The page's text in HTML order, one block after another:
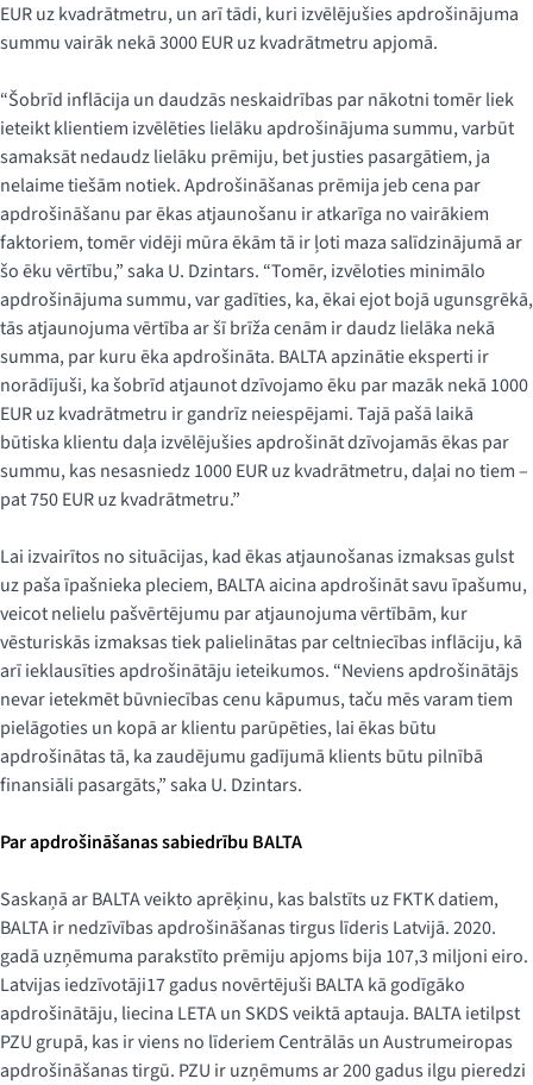
EUR uz kvadrātmetru, un arī tādi, kuri izvēlējušies apdrošinājuma
summu vairāk nekā 3000 EUR uz kvadrātmetru apjomā.
“Šobrīd inflācija un daudzās neskaidrības par nākotni tomēr liek
ieteikt klientiem izvēlēties lielāku apdrošinājuma summu, varbūt
samaksāt nedaudz lielāku prēmiju, bet justies pasargātiem, ja
nelaime tiešām notiek. Apdrošināšanas prēmija jeb cena par
apdrošināšanu par ēkas atjaunošanu ir atkarīga no vairākiem
faktoriem, tomēr vidēji mūra ēkām tā ir ļoti maza salīdzinājumā ar
šo ēku vērtību,” saka U. Dzintars. “Tomēr, izvēloties minimālo
apdrošinājuma summu, var gadīties, ka, ēkai ejot bojā ugunsgrēkā,
tās atjaunojuma vērtība ar šī brīža cenām ir daudz lielāka nekā
summa, par kuru ēka apdrošināta. BALTA apzinātie eksperti ir
norādījuši, ka šobrīd atjaunot dzīvojamo ēku par mazāk nekā 1000
EUR uz kvadrātmetru ir gandrīz neiespējami. Tajā pašā laikā
būtiska klientu daļa izvēlējušies apdrošināt dzīvojamās ēkas par
summu, kas nesasniedz 1000 EUR uz kvadrātmetru, daļai no tiem –
pat 750 EUR uz kvadrātmetru.”
Lai izvairītos no situācijas, kad ēkas atjaunošanas izmaksas gulst
uz paša īpašnieka pleciem, BALTA aicina apdrošināt savu īpašumu,
veicot nelielu pašvērtējumu par atjaunojuma vērtībām, kur
vēsturiskās izmaksas tiek palielinātas par celtniecības inflāciju, kā
arī ieklausīties apdrošinātāju ieteikumos. “Neviens apdrošinātājs
nevar ietekmēt būvniecības cenu kāpumus, taču mēs varam tiem
pielāgoties un kopā ar klientu parūpēties, lai ēkas būtu
apdrošinātas tā, ka zaudējumu gadījumā klients būtu pilnībā
finansiāli pasargāts,” saka U. Dzintars.
Par apdrošināšanas sabiedrību BALTA
Saskaņā ar BALTA veikto aprēķinu, kas balstīts uz FKTK datiem,
BALTA ir nedzīvības apdrošināšanas tirgus līderis Latvijā. 2020.
gadā uzņēmuma parakstīto prēmiju apjoms bija 107,3 miljoni eiro.
Latvijas iedzīvotāji17 gadus novērtējuši BALTA kā godīgāko
apdrošinātāju, liecina LETA un SKDS veiktā aptauja. BALTA ietilpst
PZU grupā, kas ir viens no līderiem Centrālās un Austrumeiropas
apdrošināšanas tirgū. PZU ir uzņēmums ar 200 gadus ilgu pieredzi